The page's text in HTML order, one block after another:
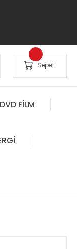
Sepet
DVD FİLM